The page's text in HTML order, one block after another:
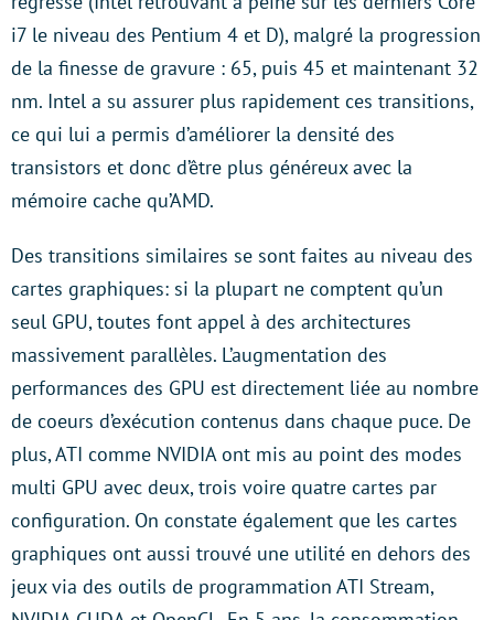
i7 le niveau des Pentium 4 et D), malgré la progression
de la finesse de gravure : 65, puis 45 et maintenant 32
nm. Intel a su assurer plus rapidement ces transitions,
ce qui lui a permis d’améliorer la densité des
transistors et donc d’être plus généreux avec la
mémoire cache qu’AMD.
Des transitions similaires se sont faites au niveau des
cartes graphiques: si la plupart ne comptent qu’un
seul GPU, toutes font appel à des architectures
massivement parallèles. L’augmentation des
performances des GPU est directement liée au nombre
de coeurs d’exécution contenus dans chaque puce. De
plus, ATI comme NVIDIA ont mis au point des modes
multi GPU avec deux, trois voire quatre cartes par
configuration. On constate également que les cartes
graphiques ont aussi trouvé une utilité en dehors des
jeux via des outils de programmation ATI Stream,